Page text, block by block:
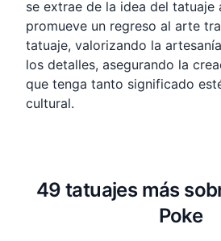
se extrae de la idea del tatuaje
promueve un regreso al arte
tatuaje, valorizando la
los detalles, asegurando la
que tenga tanto significado
cultural.
49 tatuajes más
Poke